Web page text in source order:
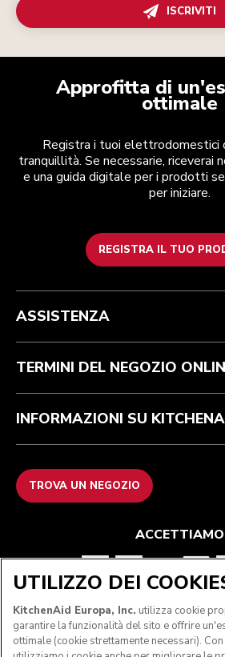
ISCRIVITI
Approfitta di
ottimale
Registra i tuoi elettrodomestici
tranquillità. Se necessarie, riceverai
e una guida digitale per i prodotti
per iniziare.
REGISTRA IL TUO
Assistenza clienti
Garanzia e documentazione
Termini e condizioni
Resi e rimborsi
ODR
Per il marchio
Trova un negozio
ASSISTENZA
TERMINI DEL NEGOZIO
INFORMAZIONI SU
TROVA UN NEGOZIO
ACCETTIAMO
SEGUICI
UTILIZZO DEI
KitchenAid Europa, Inc. utilizza cookie
garantire la funzionalità del sito e offrire
ottimale (cookie strettamente necessari).